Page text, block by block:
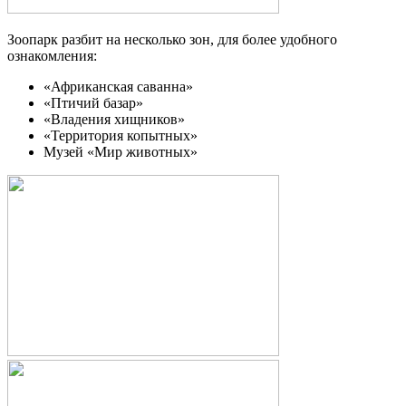
Зоопарк разбит на несколько зон, для более удобного
ознакомления:
«Африканская саванна»
«Птичий базар»
«Владения хищников»
«Территория копытных»
Музей «Мир животных»